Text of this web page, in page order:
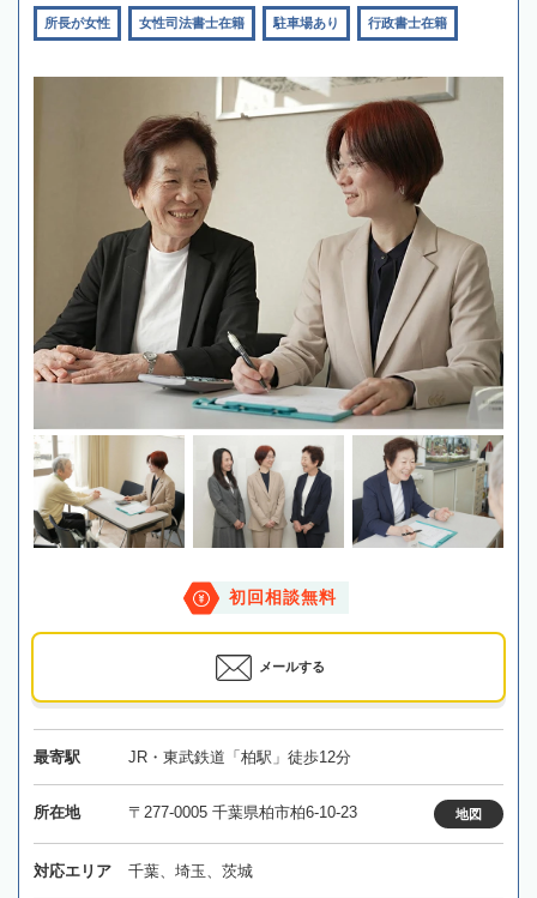
所長が女性 女性司法書士在籍 駐車場あり 行政書士在籍
初回相談無料
メールする
最寄駅 JR・東武鉄道「柏駅」徒歩12分
所在地 〒277-0005 千葉県柏市柏6-10-23 地図
対応エリア 千葉、埼玉、茨城